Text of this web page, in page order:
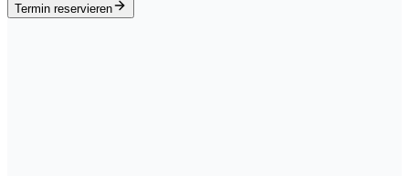
Termin reservieren